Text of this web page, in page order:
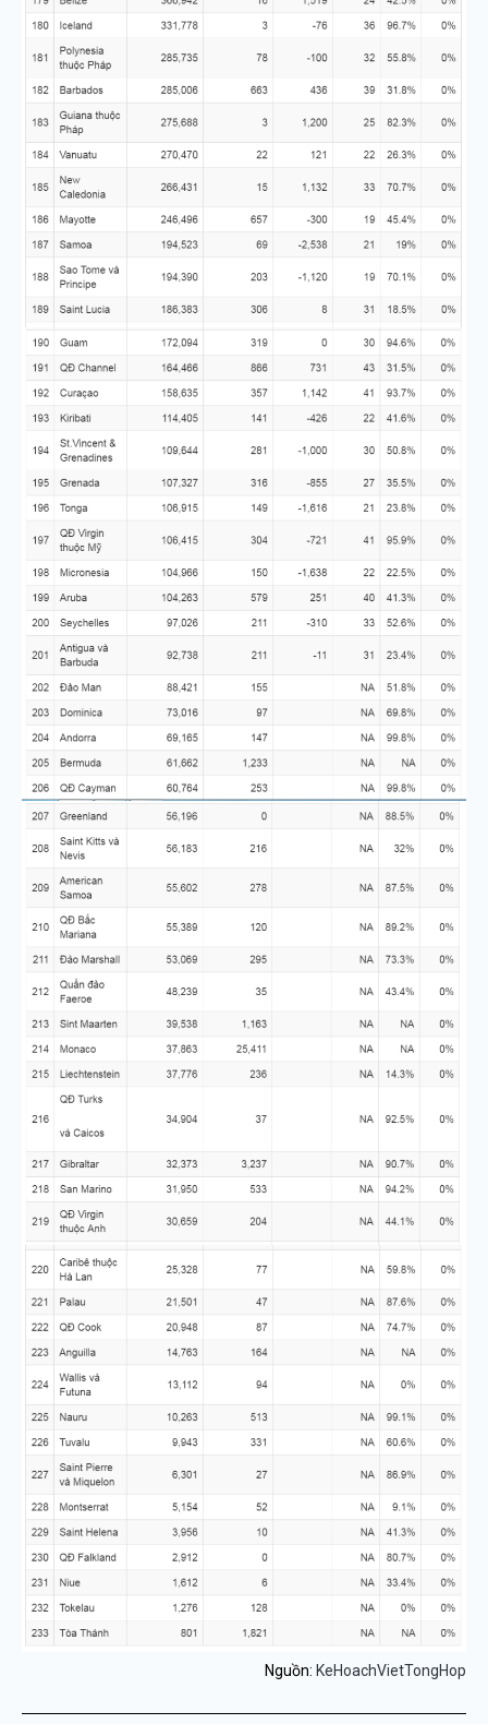
Nguồn: KeHoachVietTongHop